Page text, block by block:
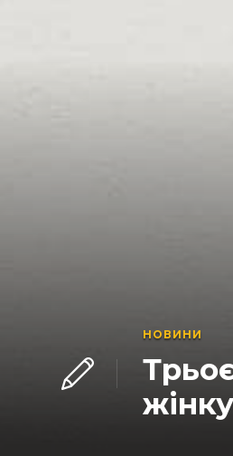
НОВИНИ